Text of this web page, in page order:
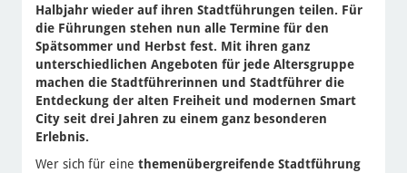
Halbjahr wieder auf ihren Stadtführungen teilen. Für
die Führungen stehen nun alle Termine für den
Spätsommer und Herbst fest. Mit ihren ganz
unterschiedlichen Angeboten für jede Altersgruppe
machen die Stadtführerinnen und Stadtführer die
Entdeckung der alten Freiheit und modernen Smart
City seit drei Jahren zu einem ganz besonderen
Erlebnis.
Wer sich für eine themenübergreifende Stadtführung